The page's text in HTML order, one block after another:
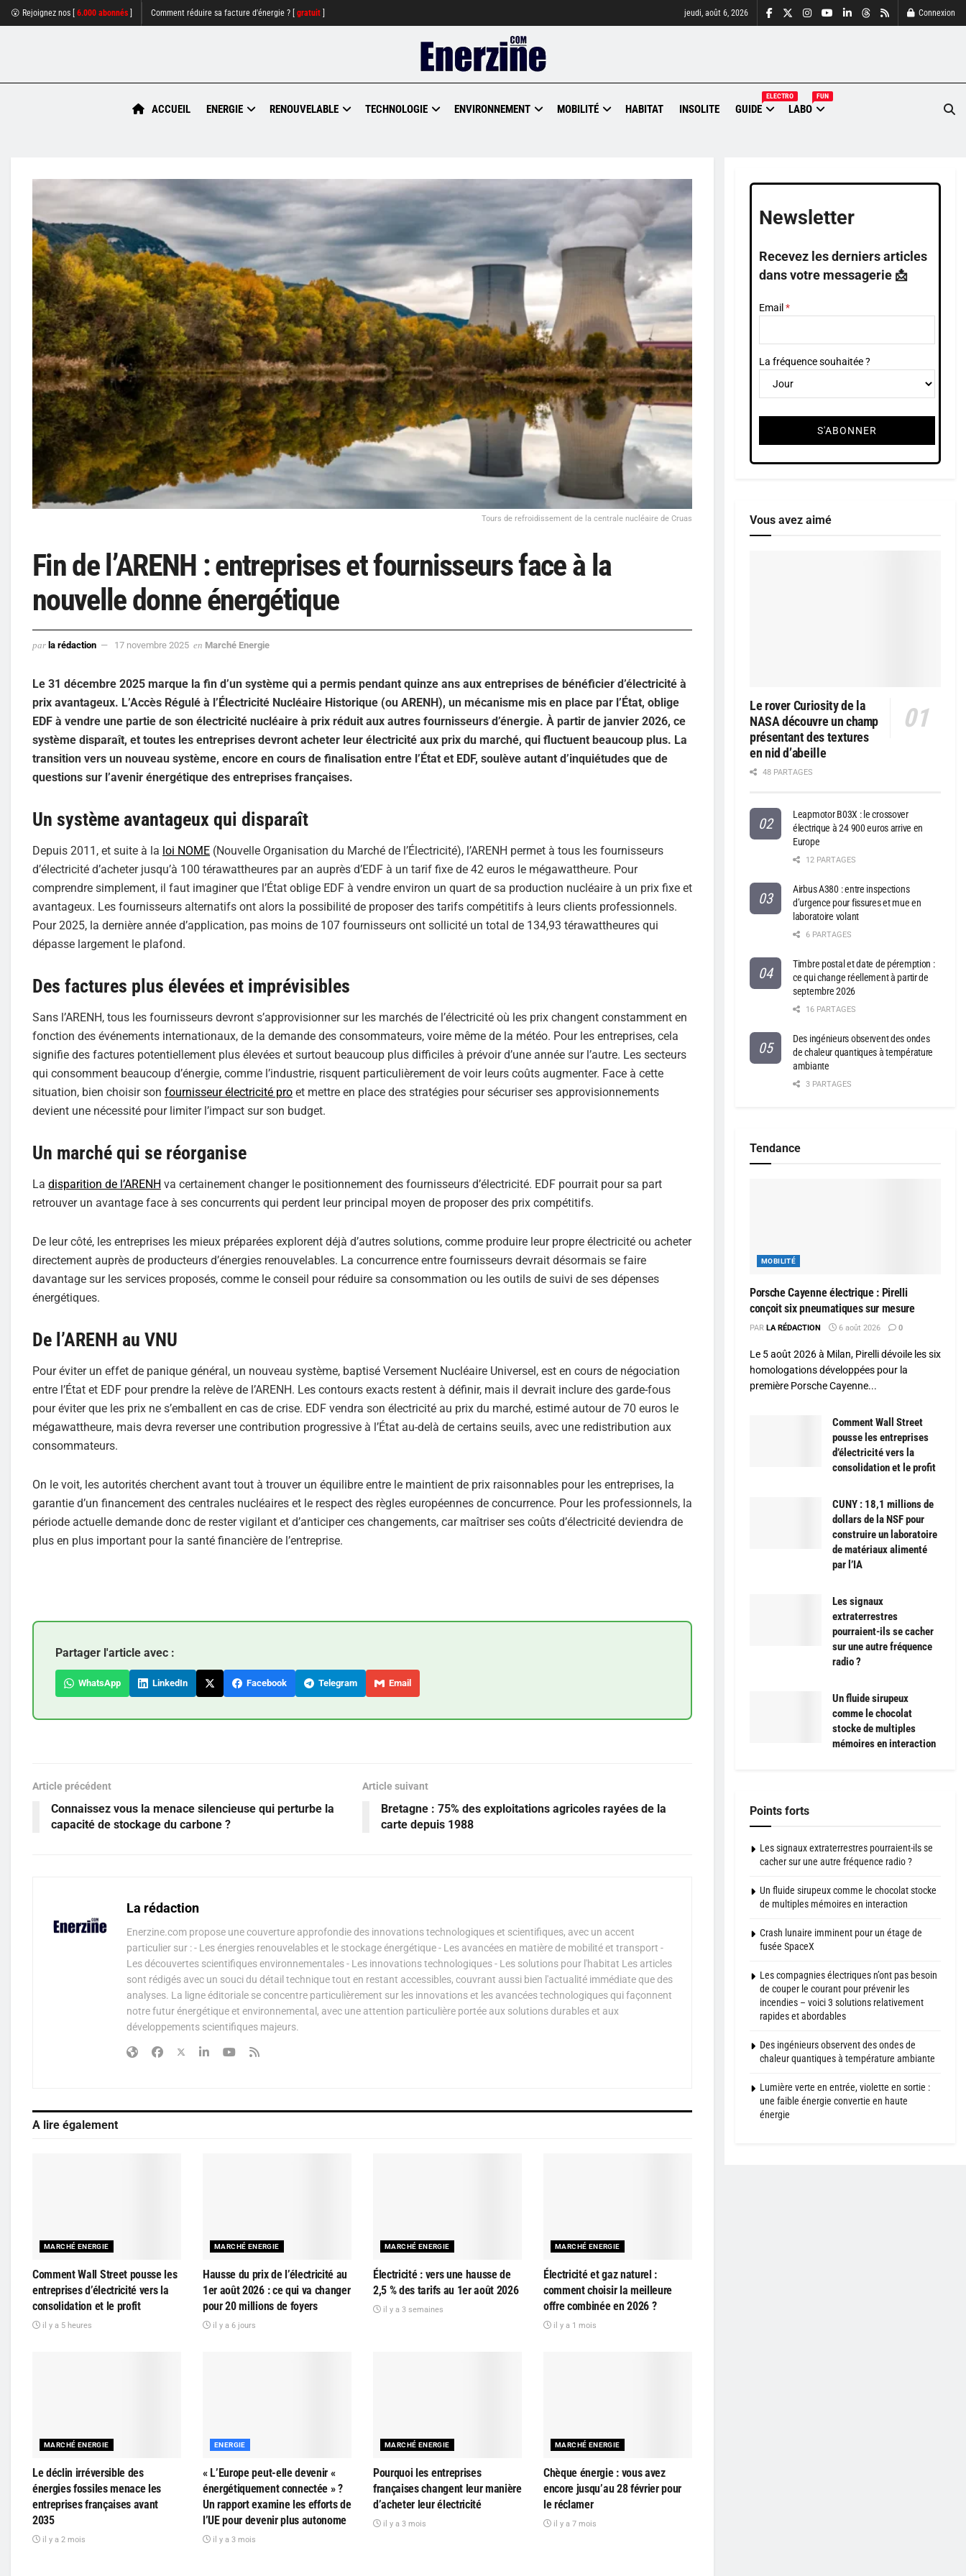
😮 Rejoignez nos [ 6.000 abonnés Comment réduire sa facture d'énergie ? [ gratuit jeudi, août 6, 2026 Connexion
ACCUEIL ENERGIE RENOUVELABLE TECHNOLOGIE ENVIRONNEMENT MOBILITÉ HABITAT INSOLITE GUIDE
ELECTRO
LABO
FUN
Tours de refroidissement de la centrale nucléaire de Cruas
Fin de l’ARENH : entreprises et fournisseurs face à la
nouvelle donne énergétique
par la rédaction 17 novembre 2025 en Marché Energie
Le 31 décembre 2025 marque la fin d’un système qui a permis pendant quinze ans aux entreprises de bénéficier d’électricité à
prix avantageux. L’Accès Régulé à l’Électricité Nucléaire Historique (ou ARENH), un mécanisme mis en place par l’État, oblige
EDF à vendre une partie de son électricité nucléaire à prix réduit aux autres fournisseurs d’énergie. À partir de janvier 2026, ce
système disparaît, et toutes les entreprises devront acheter leur électricité aux prix du marché, qui fluctuent beaucoup plus. La
transition vers un nouveau système, encore en cours de finalisation entre l’État et EDF, soulève autant d’inquiétudes que de
questions sur l’avenir énergétique des entreprises françaises.​
Un système avantageux qui disparaît
Depuis 2011, et suite à la loi NOME (Nouvelle Organisation du Marché de l’Électricité), l’ARENH permet à tous les fournisseurs
d’électricité d’acheter jusqu’à 100 térawattheures par an auprès d’EDF à un tarif fixe de 42 euros le mégawattheure. Pour
comprendre simplement, il faut imaginer que l’État oblige EDF à vendre environ un quart de sa production nucléaire à un prix fixe et
avantageux. Les fournisseurs alternatifs ont alors la possibilité de proposer des tarifs compétitifs à leurs clients professionnels.
Pour 2025, la dernière année d’application, pas moins de 107 fournisseurs ont sollicité un total de 134,93 térawattheures qui
dépasse largement le plafond.
Des factures plus élevées et imprévisibles
Sans l’ARENH, tous les fournisseurs devront s’approvisionner sur les marchés de l’électricité où les prix changent constamment en
fonction des événements internationaux, de la demande des consommateurs, voire même de la météo. Pour les entreprises, cela
signifie des factures potentiellement plus élevées et surtout beaucoup plus difficiles à prévoir d’une année sur l’autre. Les secteurs
qui consomment beaucoup d’énergie, comme l’industrie, risquent particulièrement de voir leurs coûts augmenter. Face à cette
situation, bien choisir son fournisseur électricité pro et mettre en place des stratégies pour sécuriser ses approvisionnements
devient une nécessité pour limiter l’impact sur son budget.
Un marché qui se réorganise
La disparition de l’ARENH va certainement changer le positionnement des fournisseurs d’électricité. EDF pourrait pour sa part
retrouver un avantage face à ses concurrents qui perdent leur principal moyen de proposer des prix compétitifs.
De leur côté, les entreprises les mieux préparées explorent déjà d’autres solutions, comme produire leur propre électricité ou acheter
directement auprès de producteurs d’énergies renouvelables. La concurrence entre fournisseurs devrait désormais se faire
davantage sur les services proposés, comme le conseil pour réduire sa consommation ou les outils de suivi de ses dépenses
énergétiques.
De l’ARENH au VNU
Pour éviter un effet de panique général, un nouveau système, baptisé Versement Nucléaire Universel, est en cours de négociation
entre l’État et EDF pour prendre la relève de l’ARENH. Les contours exacts restent à définir, mais il devrait inclure des garde-fous
pour éviter que les prix ne s’emballent en cas de crise. EDF vendra son électricité au prix du marché, estimé autour de 70 euros le
mégawattheure, mais devra reverser une contribution progressive à l’État au-delà de certains seuils, avec une redistribution aux
consommateurs.
On le voit, les autorités cherchent avant tout à trouver un équilibre entre le maintient de prix raisonnables pour les entreprises, la
garantie d’un financement des centrales nucléaires et le respect des règles européennes de concurrence. Pour les professionnels, la
période actuelle demande donc de rester vigilant et d’anticiper ces changements, car maîtriser ses coûts d’électricité deviendra de
plus en plus important pour la santé financière de l’entreprise.
Partager l'article avec :
WhatsApp LinkedIn Facebook Telegram Email
Article précédent
Connaissez vous la menace silencieuse qui perturbe la
capacité de stockage du carbone ?
Article suivant
Bretagne : 75% des exploitations agricoles rayées de la
carte depuis 1988
La rédaction
Enerzine.com propose une couverture approfondie des innovations technologiques et scientifiques, avec un accent
particulier sur : - Les énergies renouvelables et le stockage énergétique - Les avancées en matière de mobilité et transport -
Les découvertes scientifiques environnementales - Les innovations technologiques - Les solutions pour l'habitat Les articles
sont rédigés avec un souci du détail technique tout en restant accessibles, couvrant aussi bien l'actualité immédiate que des
analyses. La ligne éditoriale se concentre particulièrement sur les innovations et les avancées technologiques qui façonnent
notre futur énergétique et environnemental, avec une attention particulière portée aux solutions durables et aux
développements scientifiques majeurs.
A lire également
MARCHÉ ENERGIE
Comment Wall Street pousse les
entreprises d’électricité vers la
consolidation et le profit
il y a 5 heures
MARCHÉ ENERGIE
Hausse du prix de l’électricité au
1er août 2026 : ce qui va changer
pour 20 millions de foyers
il y a 6 jours
MARCHÉ ENERGIE
Électricité : vers une hausse de
2,5 % des tarifs au 1er août 2026
il y a 3 semaines
MARCHÉ ENERGIE
Électricité et gaz naturel :
comment choisir la meilleure
offre combinée en 2026 ?
il y a 1 mois
MARCHÉ ENERGIE
Le déclin irréversible des
énergies fossiles menace les
entreprises françaises avant
2035
il y a 2 mois
ENERGIE
« L’Europe peut-elle devenir «
énergétiquement connectée » ?
Un rapport examine les efforts de
l’UE pour devenir plus autonome
il y a 3 mois
MARCHÉ ENERGIE
Pourquoi les entreprises
françaises changent leur manière
d’acheter leur électricité
il y a 3 mois
MARCHÉ ENERGIE
Chèque énergie : vous avez
encore jusqu’au 28 février pour
le réclamer
il y a 7 mois
Newsletter
Recevez les derniers articles
dans votre messagerie 📩
Email
La fréquence souhaitée ?
Vous avez aimé
Le rover Curiosity de la
NASA découvre un champ
présentant des textures
en nid d’abeille
48 PARTAGES
Leapmotor B03X : le crossover
électrique à 24 900 euros arrive en
Europe
12 PARTAGES
Airbus A380 : entre inspections
d’urgence pour fissures et mue en
laboratoire volant
6 PARTAGES
Timbre postal et date de péremption :
ce qui change réellement à partir de
septembre 2026
16 PARTAGES
Des ingénieurs observent des ondes
de chaleur quantiques à température
ambiante
3 PARTAGES
Tendance
MOBILITÉ
Porsche Cayenne électrique : Pirelli
conçoit six pneumatiques sur mesure
PAR LA RÉDACTION 6 août 2026 0
Le 5 août 2026 à Milan, Pirelli dévoile les six
homologations développées pour la
première Porsche Cayenne...
Comment Wall Street
pousse les entreprises
d’électricité vers la
consolidation et le profit
CUNY : 18,1 millions de
dollars de la NSF pour
construire un laboratoire
de matériaux alimenté
par l’IA
Les signaux
extraterrestres
pourraient-ils se cacher
sur une autre fréquence
radio ?
Un fluide sirupeux
comme le chocolat
stocke de multiples
mémoires en interaction
Points forts
Les signaux extraterrestres pourraient-ils se
cacher sur une autre fréquence radio ?
Un fluide sirupeux comme le chocolat stocke
de multiples mémoires en interaction
Crash lunaire imminent pour un étage de
fusée SpaceX
Les compagnies électriques n’ont pas besoin
de couper le courant pour prévenir les
incendies – voici 3 solutions relativement
rapides et abordables
Des ingénieurs observent des ondes de
chaleur quantiques à température ambiante
Lumière verte en entrée, violette en sortie :
une faible énergie convertie en haute
énergie